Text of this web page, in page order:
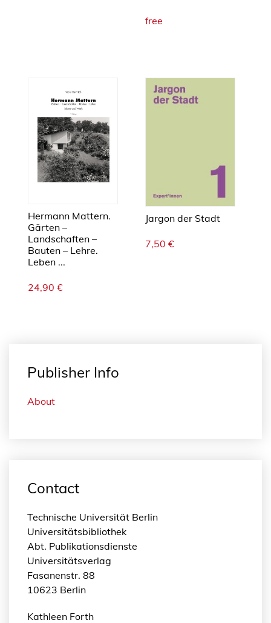
free
Hermann Mattern.
Gärten –
Landschaften –
Bauten – Lehre.
Leben ...
24,90 €
Jargon der Stadt
7,50 €
Publisher Info
About
Contact
Technische Universität Berlin
Universitätsbibliothek
Abt. Publikationsdienste
Universitätsverlag
Fasanenstr. 88
10623 Berlin
Kathleen Forth